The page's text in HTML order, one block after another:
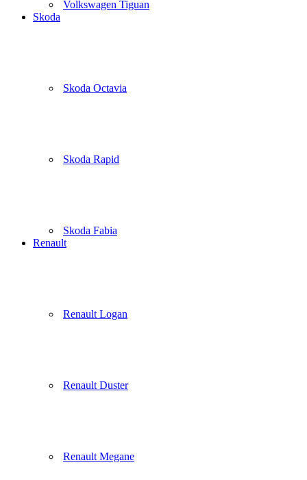
Volkswagen Tiguan
Skoda
Skoda Octavia
Skoda Rapid
Skoda Fabia
Renault
Renault Logan
Renault Duster
Renault Megane